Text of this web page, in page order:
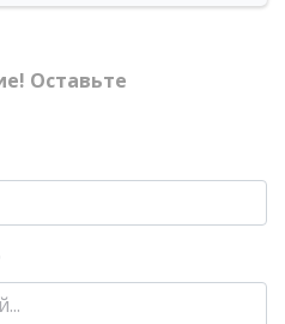
Оставьте